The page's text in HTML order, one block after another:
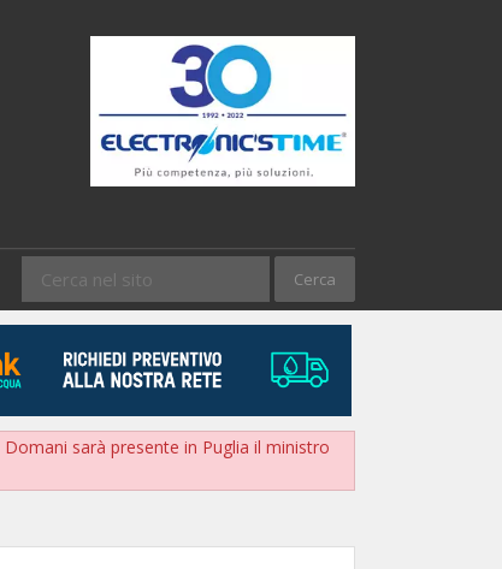
Domani sarà presente in Puglia il ministro